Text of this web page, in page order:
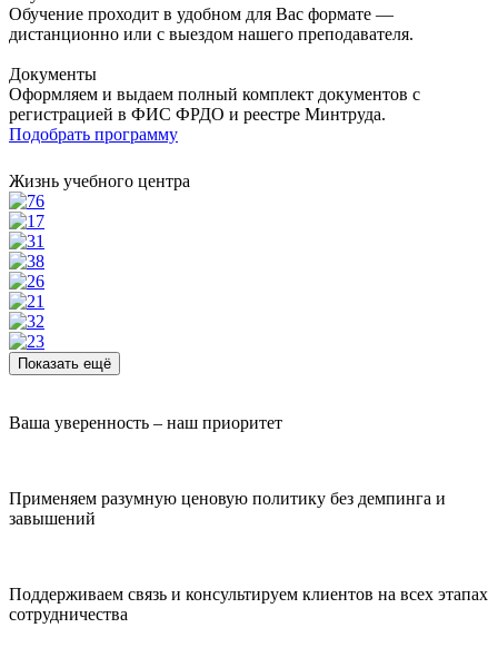
Обучение проходит в удобном для Вас формате —
дистанционно или с выездом нашего преподавателя.
Документы
Оформляем и выдаем полный комплект документов с
регистрацией в ФИС ФРДО и реестре Минтруда.
Подобрать программу
Жизнь учебного центра
Показать ещё
Ваша уверенность – наш приоритет
Применяем разумную ценовую политику без демпинга и
завышений
Поддерживаем связь и консультируем клиентов на всех этапах
сотрудничества